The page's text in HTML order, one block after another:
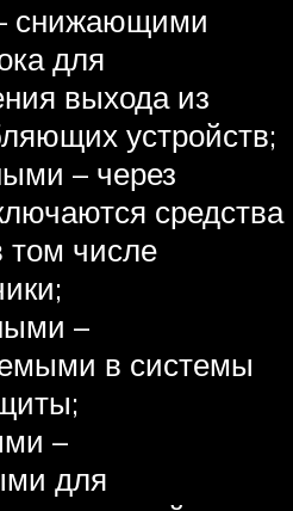
снижающими
для
выхода из
устройств;
– через
средства
том числе
–
в системы
–
для